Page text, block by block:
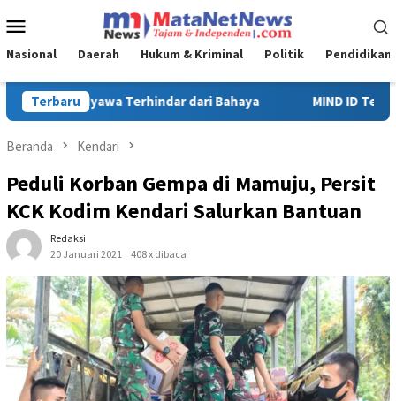
ke
Mobile
Nasional Daerah Hukum & Kriminal Politik Pendidikan
Terbaru
MIND ID Tegaskan Dukungan Penuh Bagi PT Vale di
Beranda Kendari
Peduli Korban Gempa di Mamuju, Persit
KCK Kodim Kendari Salurkan Bantuan
Redaksi
20 Januari 2021
408 x dibaca